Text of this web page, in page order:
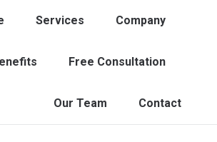
Services Company
Free Consultation
Our Team Contact